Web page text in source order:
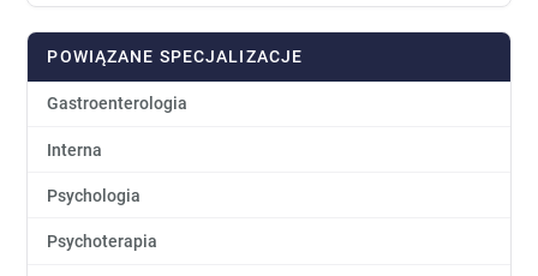
POWIĄZANE SPECJALIZACJE
Gastroenterologia
Interna
Psychologia
Psychoterapia